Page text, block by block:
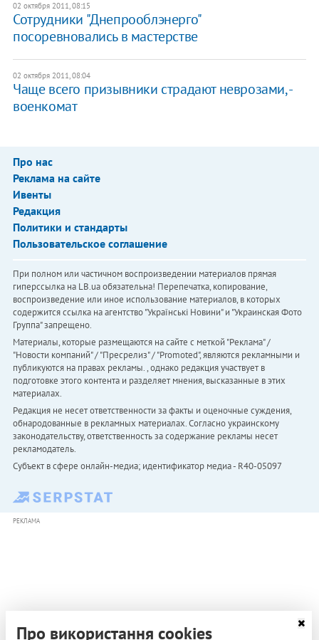
02 октября 2011, 08:15
Сотрудники "Днепрооблэнерго"
посоревновались в мастерстве
02 октября 2011, 08:04
Чаще всего призывники страдают неврозами, -
военкомат
Про нас
Реклама на сайте
Ивенты
Редакция
Политики и стандарты
Пользовательское соглашение
При полном или частичном воспроизведении материалов прямая
гиперссылка на LB.ua обязательна! Перепечатка, копирование,
воспроизведение или иное использование материалов, в которых
содержится ссылка на агентство "Українськi Новини" и "Украинская Фото
Группа" запрещено.
Материалы, которые размещаются на сайте с меткой "Реклама" /
"Новости компаний" / "Пресрелиз" / "Promoted", являются рекламными и
публикуются на правах рекламы. , однако редакция участвует в
подготовке этого контента и разделяет мнения, высказанные в этих
материалах.
Редакция не несет ответственности за факты и оценочные суждения,
обнародованные в рекламных материалах. Согласно украинскому
законодательству, ответственность за содержание рекламы несет
рекламодатель.
Субъект в сфере онлайн-медиа; идентификатор медиа - R40-05097
РЕКЛАМА
Про використання cookies